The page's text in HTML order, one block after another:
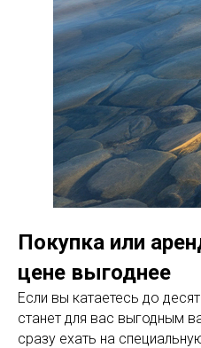
Покупка или
цене выгоднее
Если вы катаетесь до
станет для вас выгодным
сразу ехать на